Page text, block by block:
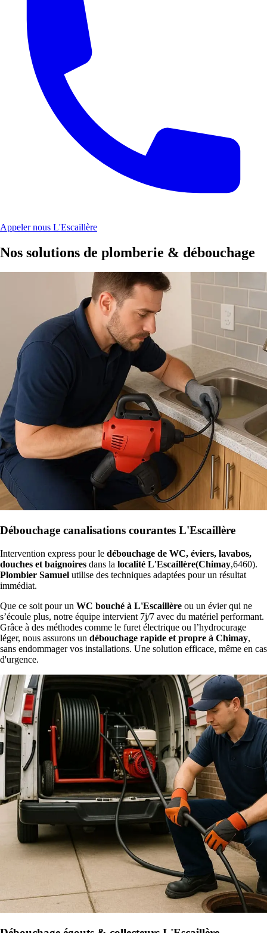
Appeler nous L'Escaillère
Nos solutions de plomberie & débouchage
Débouchage canalisations courantes L'Escaillère
Intervention express pour le débouchage de WC, éviers, lavabos,
douches et baignoires dans la localité L'Escaillère(Chimay,6460).
Plombier Samuel utilise des techniques adaptées pour un résultat
immédiat.
Que ce soit pour un WC bouché à L'Escaillère ou un évier qui ne
s’écoule plus, notre équipe intervient 7j/7 avec du matériel performant.
Grâce à des méthodes comme le furet électrique ou l’hydrocurage
léger, nous assurons un débouchage rapide et propre à Chimay,
sans endommager vos installations. Une solution efficace, même en cas
d'urgence.